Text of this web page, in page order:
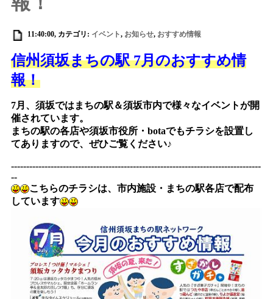
11:40:00, カテゴリ: イベント, お知らせ, おすすめ情報
信州須坂まちの駅 7月のおすすめ情
報！
7月、須坂ではまちの駅＆須坂市内で様々なイベントが開
催されています。
まちの駅の各店や須坂市役所・botaでもチラシを設置し
てありますので、ぜひご覧ください♪
----------------------------------------------------------------------------------
--
こちらのチラシは、市内施設・まちの駅各店で配布
しています